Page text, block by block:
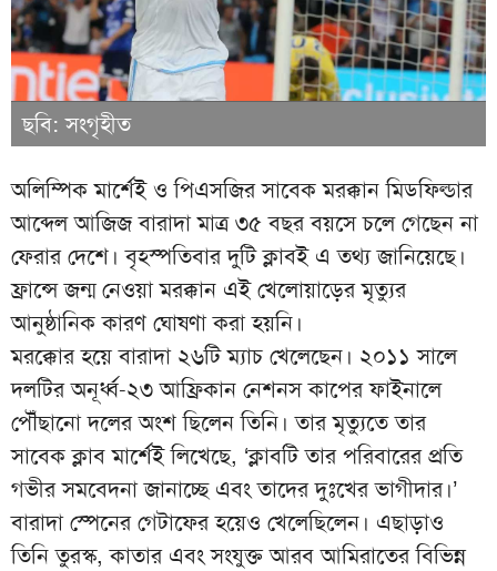
ছবি: সংগৃহীত
অলিম্পিক মার্শেই ও পিএসজির সাবেক মরক্কান মিডফিল্ডার
আব্দেল আজিজ বারাদা মাত্র ৩৫ বছর বয়সে চলে গেছেন না
ফেরার দেশে। বৃহস্পতিবার দুটি ক্লাবই এ তথ্য জানিয়েছে।
ফ্রান্সে জন্ম নেওয়া মরক্কান এই খেলোয়াড়ের মৃত্যুর
আনুষ্ঠানিক কারণ ঘোষণা করা হয়নি।
মরক্কোর হয়ে বারাদা ২৬টি ম্যাচ খেলেছেন। ২০১১ সালে
দলটির অনূর্ধ্ব-২৩ আফ্রিকান নেশনস কাপের ফাইনালে
পৌঁছানো দলের অংশ ছিলেন তিনি। তার মৃত্যুতে তার
সাবেক ক্লাব মার্শেই লিখেছে, ‘ক্লাবটি তার পরিবারের প্রতি
গভীর সমবেদনা জানাচ্ছে এবং তাদের দুঃখের ভাগীদার।’
বারাদা স্পেনের গেটাফের হয়েও খেলেছিলেন। এছাড়াও
তিনি তুরস্ক, কাতার এবং সংযুক্ত আরব আমিরাতের বিভিন্ন